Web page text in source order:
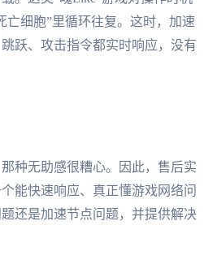
细胞”里循环往复。这时，加速
跃、攻击指令都实时响应，没有
种无助感很糟心。因此，售后实
能快速响应、真正懂游戏网络问
还是加速节点问题，并提供解决